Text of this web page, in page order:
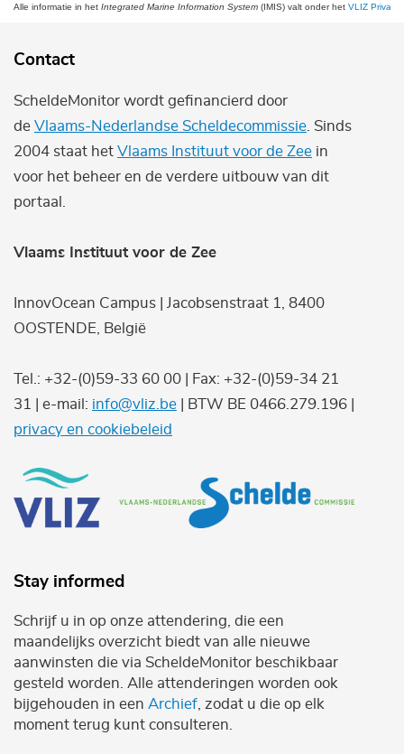
Alle informatie in het Integrated Marine Information System (IMIS) valt onder het VLIZ Privacy
Contact
ScheldeMonitor wordt gefinancierd door
de Vlaams-Nederlandse Scheldecommissie . Sinds
2004 staat het Vlaams Instituut voor de Zee in
voor het beheer en de verdere uitbouw van dit
portaal.
Vlaams Instituut voor de Zee
InnovOcean Campus | Jacobsenstraat 1, 8400
OOSTENDE, België
Tel.: +32-(0)59-33 60 00 | Fax: +32-(0)59-34 21
31 | e-mail: info@vliz.be | BTW BE 0466.279.196 |
privacy en cookiebeleid
Stay informed
Schrijf u in op onze attendering, die een
maandelijks overzicht biedt van alle nieuwe
aanwinsten die via ScheldeMonitor beschikbaar
gesteld worden. Alle attenderingen worden ook
bijgehouden in een Archief , zodat u die op elk
moment terug kunt consulteren.